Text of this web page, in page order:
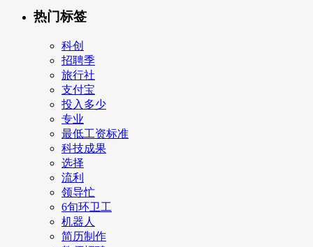
热门标签
科创
招聘季
旅行社
支付宝
投入多少
专业
最低工资标准
科技成果
选择
流利
领导忙
6旬环卫工
机器人
简历制作